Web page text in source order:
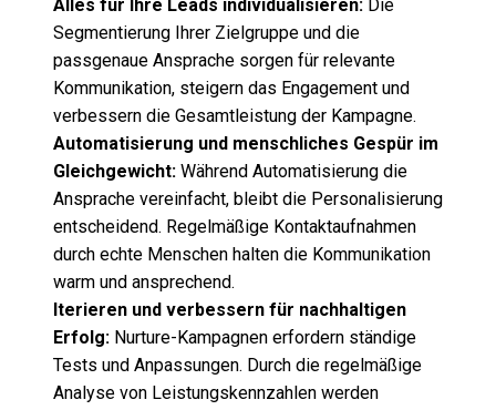
Alles für Ihre Leads individualisieren: Die
Segmentierung Ihrer Zielgruppe und die
passgenaue Ansprache sorgen für relevante
Kommunikation, steigern das Engagement und
verbessern die Gesamtleistung der Kampagne.
Automatisierung und menschliches Gespür im
Gleichgewicht: Während Automatisierung die
Ansprache vereinfacht, bleibt die Personalisierung
entscheidend. Regelmäßige Kontaktaufnahmen
durch echte Menschen halten die Kommunikation
warm und ansprechend.
Iterieren und verbessern für nachhaltigen
Erfolg: Nurture-Kampagnen erfordern ständige
Tests und Anpassungen. Durch die regelmäßige
Analyse von Leistungskennzahlen werden